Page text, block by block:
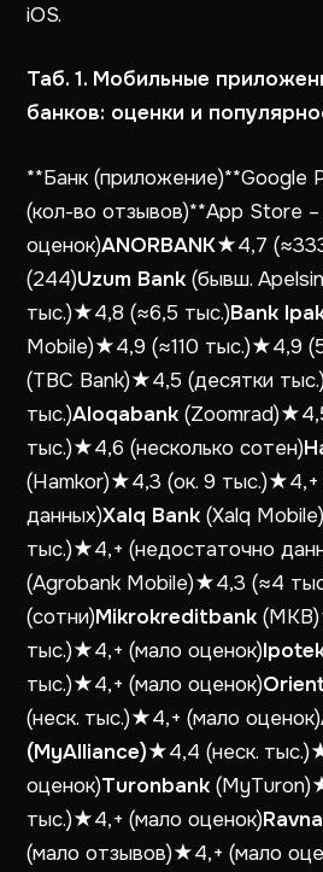
iOS.
Таб. 1. Мобильные
банков: оценки и
**Банк (приложение)**Google
(кол-во отзывов)**App Store
оценок)ANORBANK★4,7
(244)Uzum Bank (бывш.
тыс.)★4,8 (≈6,5 тыс.)Bank
Mobile)★4,9 (≈110 тыс.)★4,9
(TBC Bank)★4,5 (десятки
тыс.)Aloqabank
тыс.)★4,6 (несколько сотен)
(Hamkor)★4,3 (ок. 9 тыс.)★4,+
данных)Xalq Bank (Xalq
тыс.)★4,+ (недостаточно
(Agrobank Mobile)★4,3 (≈4
(сотни)Mikrokreditbank
тыс.)★4,+ (мало оценок)
тыс.)★4,+ (мало оценок)
(неск. тыс.)★4,+ (мало оценок)
(MyAlliance)★4,4 (неск.
оценок)Turonbank
тыс.)★4,+ (мало оценок)
(мало отзывов)★4,+ (мало